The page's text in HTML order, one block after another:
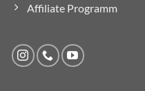
Affiliate Programm